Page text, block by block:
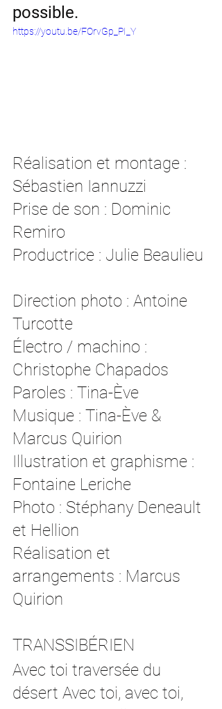
possible.
https://youtu.be/FOrvGp_PI_Y
Réalisation et montage :
Sébastien Iannuzzi
Prise de son : Dominic
Remiro
Productrice : Julie Beaulieu
Direction photo : Antoine
Turcotte
Électro / machino :
Christophe Chapados
Paroles : Tina-Ève
Musique : Tina-Ève &
Marcus Quirion
Illustration et graphisme :
Fontaine Leriche
Photo : Stéphany Deneault
et Hellion
Réalisation et
arrangements : Marcus
Quirion
TRANSSIBÉRIEN
Avec toi traversée du
désert Avec toi, avec toi,